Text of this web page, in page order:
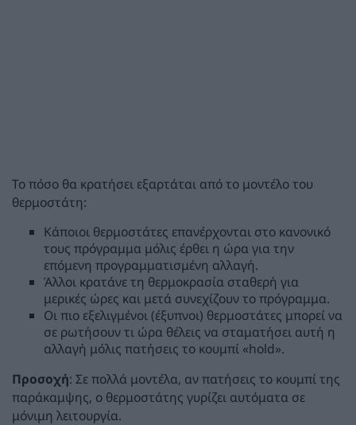
Το πόσο θα κρατήσει εξαρτάται από το μοντέλο του
θερμοστάτη:
Κάποιοι θερμοστάτες επανέρχονται στο κανονικό
τους πρόγραμμα μόλις έρθει η ώρα για την
επόμενη προγραμματισμένη αλλαγή.
Άλλοι κρατάνε τη θερμοκρασία σταθερή για
μερικές ώρες και μετά συνεχίζουν το πρόγραμμα.
Οι πιο εξελιγμένοι (έξυπνοι) θερμοστάτες μπορεί να
σε ρωτήσουν τι ώρα θέλεις να σταματήσει αυτή η
αλλαγή μόλις πατήσεις το κουμπί «hold».
Προσοχή: Σε πολλά μοντέλα, αν πατήσεις το κουμπί της
παράκαμψης, ο θερμοστάτης γυρίζει αυτόματα σε
μόνιμη λειτουργία.